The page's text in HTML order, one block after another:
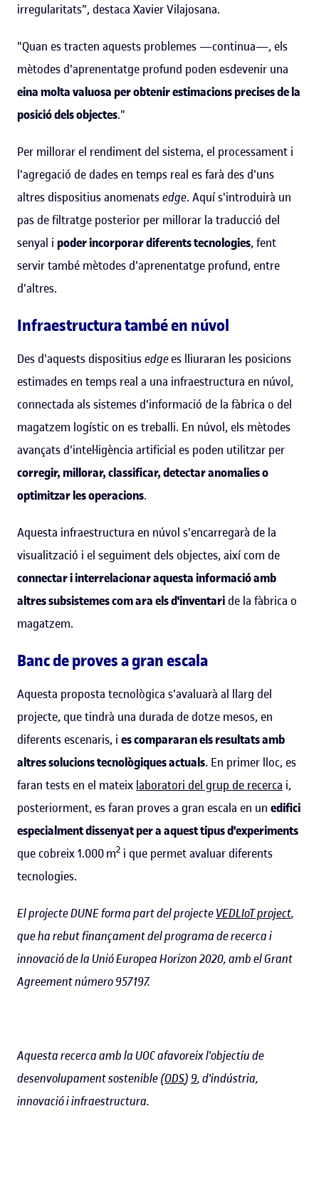
irregularitats", destaca Xavier Vilajosana.
"Quan es tracten aquests problemes —continua—, els
mètodes d'aprenentatge profund poden esdevenir una
eina molta valuosa per obtenir estimacions precises de la
posició dels objectes."
Per millorar el rendiment del sistema, el processament i
l'agregació de dades en temps real es farà des d'uns
altres dispositius anomenatsedge. Aquí s'introduirà un
pas de filtratge posterior per millorar la traducció del
senyal i poder incorporar diferents tecnologies, fent
servir també mètodes d'aprenentatge profund, entre
d'altres.
Infraestructura també en núvol
Des d'aquests dispositiusedgees lliuraran les posicions
estimades en temps real a una infraestructura en núvol,
connectada als sistemes d'informació de la fàbrica o del
magatzem logístic on es treballi. En núvol, els mètodes
avançats d'intel·ligència artificial es poden utilitzar per
corregir, millorar, classificar, detectar anomalies o
optimitzar les operacions.
Aquesta infraestructura en núvol s'encarregarà de la
visualització i el seguiment dels objectes, així com de
connectar i interrelacionar aquesta informació amb
altres subsistemes com ara els d'inventari de la fàbrica o
magatzem.
Banc de proves a gran escala
Aquesta proposta tecnològica s'avaluarà al llarg del
projecte, que tindrà una durada de dotze mesos, en
diferents escenaris, i es compararan els resultats amb
altres solucions tecnològiques actuals. En primer lloc, es
faran tests en el mateix laboratori del grup de recerca i,
posteriorment, es faran proves a gran escala en un edifici
especialment dissenyat per a aquest tipus d'experiments
que cobreix 1.000 m2 i que permet avaluar diferents
tecnologies.
El projecte DUNE forma part del projecteVEDLIoT project,
que ha rebut finançament del programa de recerca i
innovació de la Unió Europea Horizon 2020, amb el Grant
Agreement número 957197.
Aquesta recerca amb la UOC afavoreix l'objectiu de
desenvolupament sostenible (ODS)9, d'indústria,
innovació i infraestructura.